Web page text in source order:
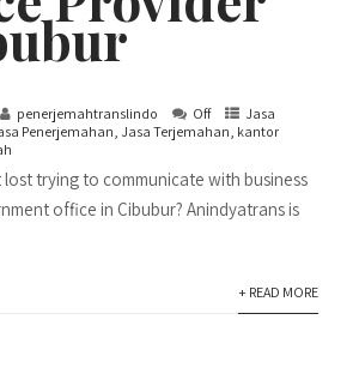
penerjemahtranslindo Off
Jasa
Penerjemahan, Jasa Terjemahan, kantor
trying to communicate with business
office in Cibubur? Anindyatrans is
+ READ MORE